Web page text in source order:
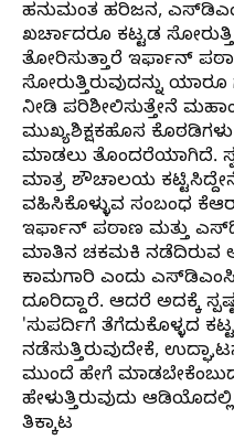
ಹನುಮಂತ ಹರಿಜನ,
ಖರ್ಚಾದರೂ ಕಟ್ಟಡ
ತೋರಿಸುತ್ತಾರೆ ಇರ್ಫಾನ್‌
ಸೋರುತ್ತಿರುವುದನ್ನು ಯಾರೂ
ನೀಡಿ ಪರಿಶೀಲಿಸುತ್ತೇನೆ
ಮುಖ್ಯಶಿಕ್ಷಕಹೊಸ ಕೊಠಡಿಗಳು
ಮಾಡಲು ತೊಂದರೆಯಾಗಿದೆ.
ಮಾತ್ರ ಶೌಚಾಲಯ
ವಹಿಸಿಕೊಳ್ಳುವ ಸಂಬಂಧ
ಇರ್ಫಾನ್‌ ಪಠಾಣ ಮತ್ತು
ಮಾತಿನ ಚಕಮಕಿ ನಡೆದಿರುವ
ಕಾಮಗಾರಿ ಎಂದು
ದೂರಿದ್ದಾರೆ. ಆದರೆ ಅದಕ್ಕೆ
'ಸುಪರ್ದಿಗೆ ತೆಗೆದುಕೊಳ್ಳದ
ನಡೆಸುತ್ತಿರುವುದೇಕೆ,
ಮುಂದೆ ಹೇಗೆ
ಹೇಳುತ್ತಿರುವುದು
ತಿಕ್ಕಾಟ